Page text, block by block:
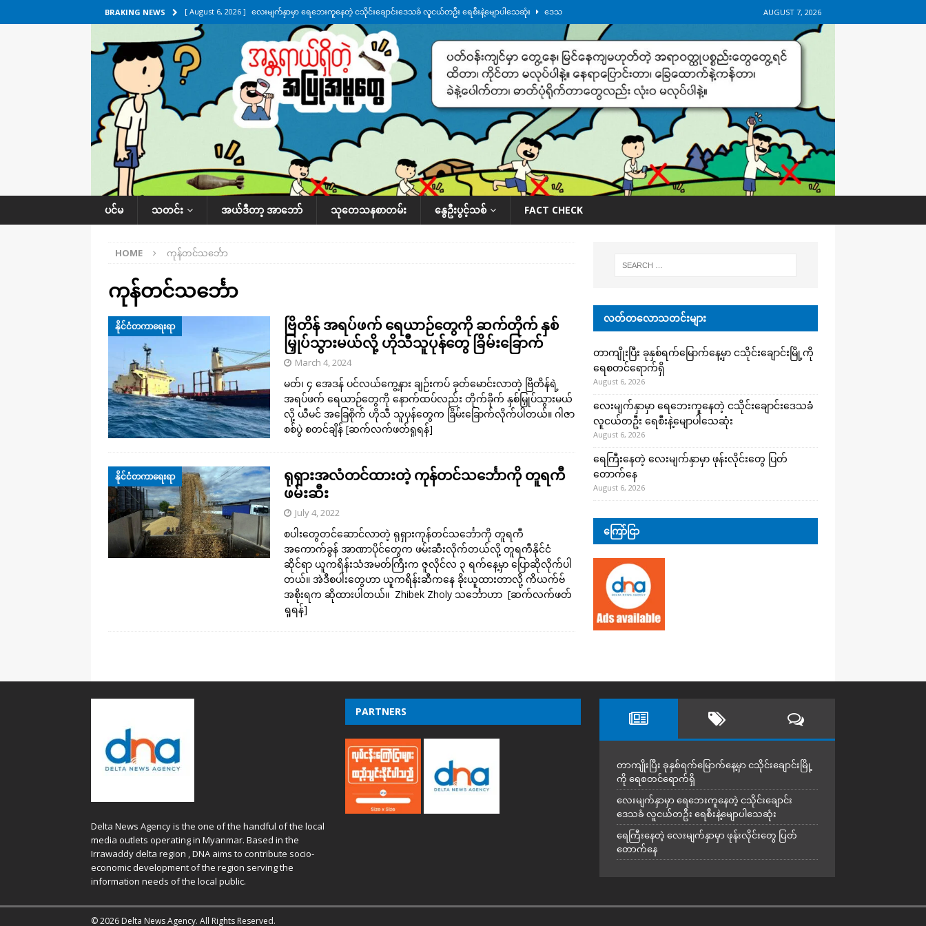
BRAKING NEWS [ August 6, 2026 ] လေးမျက်နှာမှာ ရေဘေးကူနေတဲ့ ငသိုင်းချောင်းဒေသခံ လူငယ်တဦး ရေစီးနဲ့မျောပါသေဆုံး ဒေသ
အလိုက် သတင်းကဏ္ဍ
[ August 6, 2026 ] ရေကြီးနေတဲ့ လေးမျက်နှာမှာ ဖုန်းလိုင်းတွေ ပြတ်တောက်နေ ဒေသအလိုက် သတင်းကဏ္ဍ
[ August 5, 2026 ] ရန်ကုန်မြို့မှာ ကားမှန်ခွဲခံရတာတွေ ဆက်တိုက်ဖြစ် ဒေသအလိုက် သတင်းကဏ္ဍ
[ August 5, 2026 ] ဂျပန်ရဲ့ ဒုံးကျည်စမ်းသပ်မှုကို မြောက်ကိုရီးယား ဝေဖန် နိုင်ငံတကာရေးရာ
[ August 6, 2026 ] တာကျိုးပြီး ခုနှစ်ရက်မြောက်နေ့မှာ ငသိုင်းချောင်းမြို့ကို ရေစတင်ရောက်ရှိ ဒေသအလိုက် သတင်း
AUGUST 7, 2026
ပင်မ သတင်း အယ်ဒီတာ့ အာဘော် သုတေသနစာတမ်း နွေဦးပွင့်သစ် FACT CHECK
HOME ကုန်တင်သင်္ဘော
ကုန်တင်သင်္ဘော
နိုင်ငံတကာရေးရာ
ဗြိတိန် အရပ်ဖက် ရေယာဉ်တွေကို ဆက်တိုက် နှစ်
မြှုပ်သွားမယ်လို့ ဟိုသီသူပုန်တွေ ခြိမ်းခြောက်
March 4, 2024
မတ်၊ ၄ အေဒန် ပင်လယ်ကွေ့နား ချဉ်းကပ် ခုတ်မောင်းလာတဲ့ ဗြိတိန်ရဲ့
အရပ်ဖက် ရေယာဉ်တွေကို နောက်ထပ်လည်း တိုက်ခိုက် နှစ်မြှုပ်သွားမယ်
လို့ ယီမင် အခြေစိုက် ဟိုသီ သူပုန်တွေက ခြိမ်းခြောက်လိုက်ပါတယ်။ ဂါဇာ
စစ်ပွဲ စတင်ချိန် [ဆက်လက်ဖတ်ရှုရန်]
နိုင်ငံတကာရေးရာ
ရုရှားအလံတင်ထားတဲ့ ကုန်တင်သင်္ဘောကို တူရကီ
ဖမ်းဆီး
July 4, 2022
စပါးတွေတင်ဆောင်လာတဲ့ ရုရှားကုန်တင်သင်္ဘောကို တူရကီ
အကောက်ခွန် အာဏာပိုင်တွေက ဖမ်းဆီးလိုက်တယ်လို့ တူရကီနိုင်ငံ
ဆိုင်ရာ ယူကရိန်းသံအမတ်ကြီးက ဇူလိုင်လ ၃ ရက်နေ့မှာ ပြောဆိုလိုက်ပါ
တယ်။ အဲဒီစပါးတွေဟာ ယူကရိန်းဆီကနေ ခိုးယူထားတာလို့ ကိယက်ဗ်
အစိုးရက ဆိုထားပါတယ်။ Zhibek Zholy သင်္ဘောဟာ [ဆက်လက်ဖတ်
ရှုရန်]
လတ်တလောသတင်းများ
တာကျိုးပြီး ခုနှစ်ရက်မြောက်နေ့မှာ ငသိုင်းချောင်းမြို့ကို
ရေစတင်ရောက်ရှိ
August 6, 2026
လေးမျက်နှာမှာ ရေဘေးကူနေတဲ့ ငသိုင်းချောင်းဒေသခံ
လူငယ်တဦး ရေစီးနဲ့မျောပါသေဆုံး
August 6, 2026
ရေကြီးနေတဲ့ လေးမျက်နှာမှာ ဖုန်းလိုင်းတွေ ပြတ်
တောက်နေ
August 6, 2026
ကြော်ငြာ
Delta News Agency is the one of the handful of the local
media outlets operating in Myanmar. Based in the
Irrawaddy delta region , DNA aims to contribute socio-
economic development of the region serving the
information needs of the local public.
PARTNERS
တာကျိုးပြီး ခုနှစ်ရက်မြောက်နေ့မှာ ငသိုင်းချောင်းမြို့
ကို ရေစတင်ရောက်ရှိ
လေးမျက်နှာမှာ ရေဘေးကူနေတဲ့ ငသိုင်းချောင်း
ဒေသခံ လူငယ်တဦး ရေစီးနဲ့မျောပါသေဆုံး
ရေကြီးနေတဲ့ လေးမျက်နှာမှာ ဖုန်းလိုင်းတွေ ပြတ်
တောက်နေ
© 2026 Delta News Agency. All Rights Reserved.